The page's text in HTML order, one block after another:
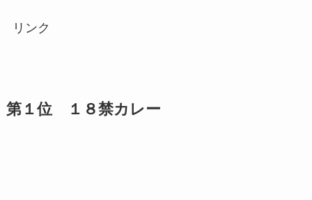
リンク
第１位 １８禁カレー